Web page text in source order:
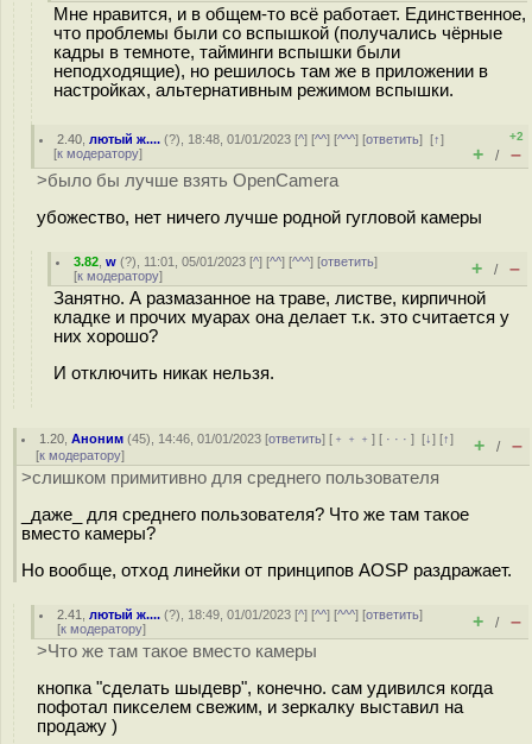
Мне нравится, и в общем-то всё работает. Единственное,
что проблемы были со вспышкой (получались чёрные
кадры в темноте, тайминги вспышки были
неподходящие), но решилось там же в приложении в
настройках, альтернативным режимом вспышки.
2.40 ,лютый ж.... (?), 18:48, 01/01/2023 [^] [^^] [^^^] [ответить][↑]
[к модератору]
+2
+ / –
>было бы лучше взять OpenCamera
убожество, нет ничего лучше родной гугловой камеры
3.82 ,w (?), 11:01, 05/01/2023 [^] [^^] [^^^] [ответить]
[к модератору] + / –
Занятно. А размазанное на траве, листве, кирпичной
кладке и прочих муарах она делает т.к. это считается у
них хорошо?
И отключить никак нельзя.
1.20 ,Аноним (45), 14:46, 01/01/2023 [ответить] [ ﹢﹢﹢] [ · · ·][↓] [↑]
[к модератору] + / –
>слишком примитивно для среднего пользователя
_даже_ для среднего пользователя? Что же там такое
вместо камеры?
Но вообще, отход линейки от принципов AOSP раздражает.
2.41 ,лютый ж.... (?), 18:49, 01/01/2023 [^] [^^] [^^^] [ответить]
[к модератору] + / –
>Что же там такое вместо камеры
кнопка "сделать шыдевр", конечно. сам удивился когда
пофотал пикселем свежим, и зеркалку выставил на
продажу )